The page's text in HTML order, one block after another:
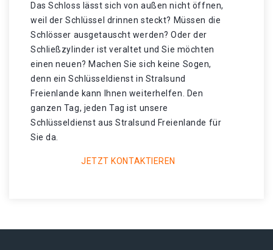
Das Schloss lässt sich von außen nicht öffnen,
weil der Schlüssel drinnen steckt? Müssen die
Schlösser ausgetauscht werden? Oder der
Schließzylinder ist veraltet und Sie möchten
einen neuen? Machen Sie sich keine Sogen,
denn ein Schlüsseldienst in Stralsund
Freienlande kann Ihnen weiterhelfen. Den
ganzen Tag, jeden Tag ist unsere
Schlüsseldienst aus Stralsund Freienlande für
Sie da.
JETZT KONTAKTIEREN